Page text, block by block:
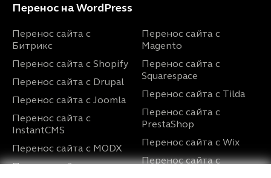
Перенос на WordPress
Перенос сайта с
Битрикс
Перенос сайта с Shopify
Перенос сайта с Drupal
Перенос сайта с Joomla
Перенос сайта с
InstantCMS
Перенос сайта с MODX
Перенос сайта с
Перенос сайта с
Magento
Перенос сайта с
Squarespace
Перенос сайта с Tilda
Перенос сайта с
PrestaShop
Перенос сайта с Wix
Перенос сайта с